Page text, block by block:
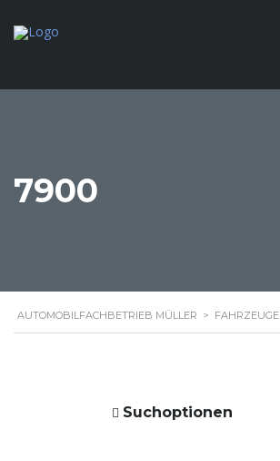
7900
AUTOMOBILFACHBETRIEB MÜLLER > FAHRZEUGE
Suchoptionen